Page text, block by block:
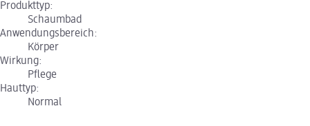
Produkttyp:
Schaumbad
Anwendungsbereich:
Körper
Wirkung:
Pflege
Hauttyp:
Normal